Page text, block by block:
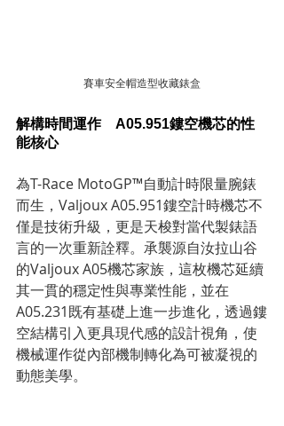
賽車安全帽造型收藏錶盒
解構時間運作　A05.951鏤空機芯的性
能核心
為T-Race MotoGP™自動計時限量腕錶
而生，Valjoux A05.951鏤空計時機芯不
僅是技術升級，更是天梭對當代製錶語
言的一次重新詮釋。承襲源自汝拉山谷
的Valjoux A05機芯家族，這枚機芯延續
其一貫的穩定性與專業性能，並在
A05.231既有基礎上進一步進化，透過鏤
空結構引入更具現代感的設計視角，使
機械運作從內部機制轉化為可被凝視的
動態美學。